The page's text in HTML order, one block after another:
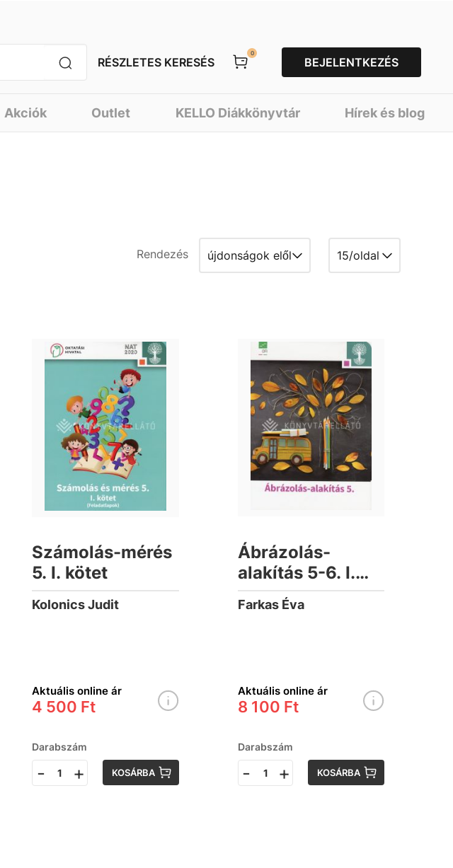
RÉSZLETES KERESÉS
0
BEJELENTKEZÉS
Akciók Outlet KELLO Diákkönyvtár Hírek és blog
Rendezés
Számolás-mérés
5. I. kötet
Kolonics Judit
Aktuális online ár
4 500 Ft
Darabszám
- + KOSÁRBA
Ábrázolás-
alakítás 5-6. I.
kötet
Farkas Éva
Aktuális online ár
8 100 Ft
Darabszám
- + KOSÁRBA